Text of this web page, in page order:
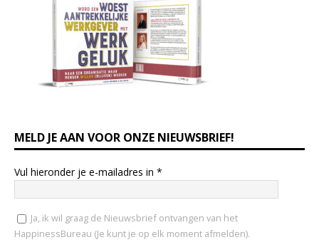
MELD JE AAN VOOR ONZE NIEUWSBRIEF!
Vul hieronder je e-mailadres in *
Ja, ik wil graag de Nieuwsbrief ontvangen van het
HappinessBureau (Je kunt je op elk moment afmelden).